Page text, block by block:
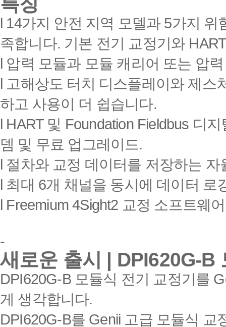
l 14가지 안전 지역 모델과5가지 위
족합니다. 기본 전기 교정기와
l 압력 모듈과 모듈 캐리어 또는 압
l 고해상도 터치 디스플레이와 제스
하고 사용이 더 쉽습니다.
l HART 및 Foundation Fieldbus 디지
뎀 및 무료 업그레이드.
l 절차와 교정 데이터를 저장하는 자
l 최대 6개 채널을 동시에 데이터 로
l Freemium 4Sight2 교정 소프트웨
-
새로운 출시 | DPI620G-B
DPI620G-B 모듈식 전기 교정기를
게 생각합니다.
DPI620G-B를 Genii 고급 모듈식 교